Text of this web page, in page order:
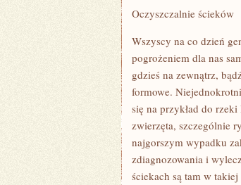
Oczyszczalnie ścieków
Wszyscy na co dzień
pogrożeniem dla nas
gdzieś na zewnątrz,
formowe.
się na przykład do
zwierzęta, szczególnie
najgorszym wypadku
zdiagnozowania i
ściekach są tam w